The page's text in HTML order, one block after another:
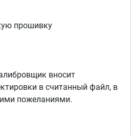
прошивку
вносит
в считанный файл, в
пожеланиями.